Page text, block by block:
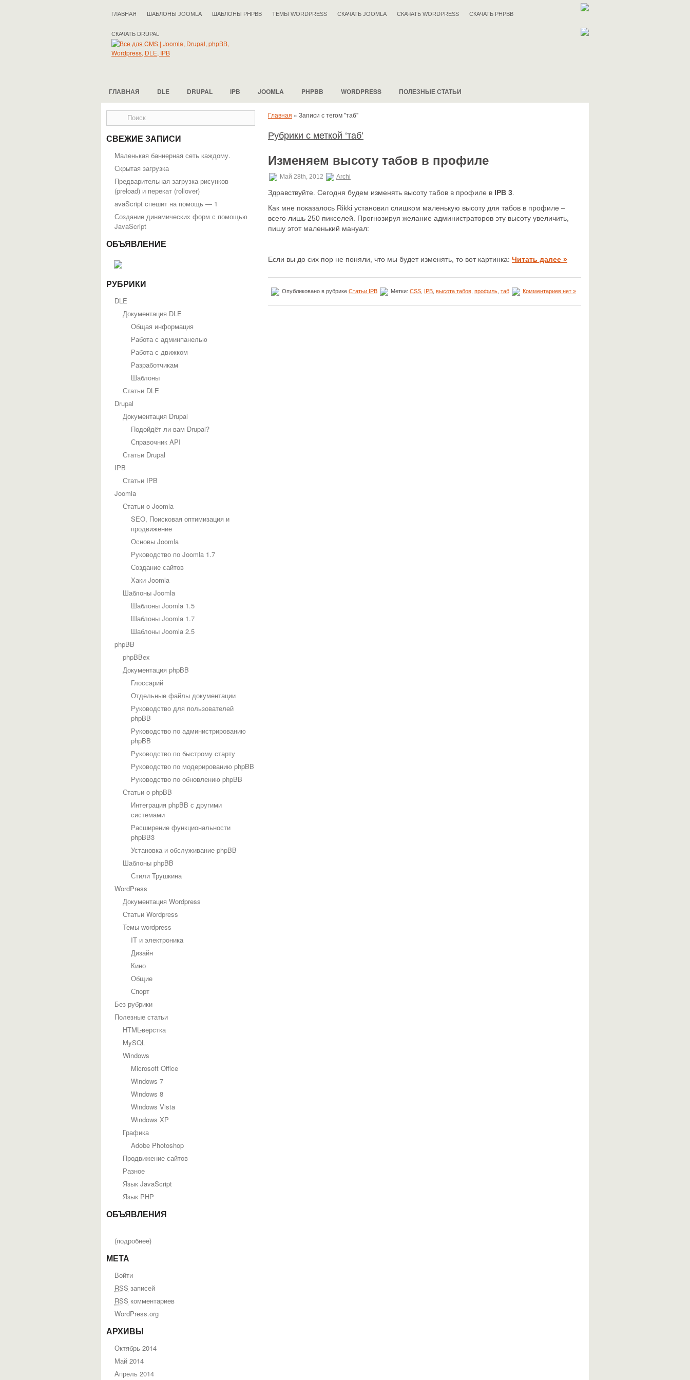
ГЛАВНАЯ ШАБЛОНЫ JOOMLA ШАБЛОНЫ PHPBB ТЕМЫ WORDPRESS СКАЧАТЬ JOOMLA СКАЧАТЬ WORDPRESS СКАЧАТЬ PHPBB
СКАЧАТЬ DRUPAL
ГЛАВНАЯ DLE DRUPAL IPB JOOMLA PHPBB WORDPRESS ПОЛЕЗНЫЕ СТАТЬИ
СВЕЖИЕ ЗАПИСИ
Маленькая баннерная сеть каждому.
Скрытая загрузка
Предварительная загрузка рисунков
(preload) и перекат (rollover)
avaScript спешит на помощь — 1
Создание динамических форм с помощью
JavaScript
ОБЪЯВЛЕНИЕ
РУБРИКИ
DLE
Документация DLE
Общая информация
Работа с админпанелью
Работа с движком
Разработчикам
Шаблоны
Статьи DLE
Drupal
Документация Drupal
Подойдёт ли вам Drupal?
Справочник API
Статьи Drupal
IPB
Статьи IPB
Joomla
Статьи о Joomla
SEO, Поисковая оптимизация и
продвижение
Основы Joomla
Руководство по Joomla 1.7
Создание сайтов
Хаки Joomla
Шаблоны Joomla
Шаблоны Joomla 1.5
Шаблоны Joomla 1.7
Шаблоны Joomla 2.5
phpBB
phpBBex
Документация phpBB
Глоссарий
Отдельные файлы документации
Руководство для пользователей
phpBB
Руководство по администрированию
phpBB
Руководство по быстрому старту
Руководство по модерированию phpBB
Руководство по обновлению phpBB
Статьи о phpBB
Интеграция phpBB с другими
системами
Расширение функциональности
phpBB3
Установка и обслуживание phpBB
Шаблоны phpBB
Стили Трушкина
WordPress
Документация Wordpress
Статьи Wordpress
Темы wordpress
IT и электроника
Дизайн
Кино
Общие
Спорт
Без рубрики
Полезные статьи
HTML-верстка
MySQL
Windows
Microsoft Office
Windows 7
Windows 8
Windows Vista
Windows XP
Графика
Adobe Photoshop
Продвижение сайтов
Разное
Язык JavaScript
Язык PHP
ОБЪЯВЛЕНИЯ
(подробнее)
МЕТА
Войти
RSS записей
RSS комментариев
WordPress.org
АРХИВЫ
Октябрь 2014
Май 2014
Апрель 2014
Главная » Записи с тегом "таб"
Рубрики с меткой ‘таб’
Изменяем высоту табов в профиле
Май 28th, 2012 Archi
Здравствуйте. Сегодня будем изменять высоту табов в профиле в IPB 3
Как мне показалось Rikki установил слишком маленькую высоту для табов в профиле –
всего лишь 250 пикселей. Прогнозируя желание администраторов эту высоту увеличить,
пишу этот маленький мануал:
Если вы до сих пор не поняли, что мы будет изменять, то вот картинка: Читать далее »
Опубликовано в рубрике Статьи IPB Метки: CSS IPB высота табов профиль таб Комментариев нет »